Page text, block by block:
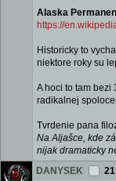
Alaska
https://
Historicky to
niektore roky su
A hoci to tam bezi
radikalnej
Tvrdenie pana
Na Aljašce, kde
nijak dramaticky
DANYSEK